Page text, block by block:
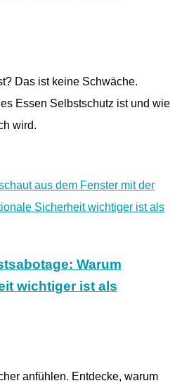
Das ist keine Schwäche.
Essen Selbstschutz ist und wie
wird.
Warum
wichtiger ist als
anfühlen. Entdecke, warum